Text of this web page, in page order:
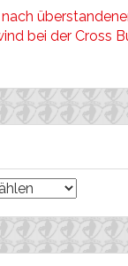
bei der Cross